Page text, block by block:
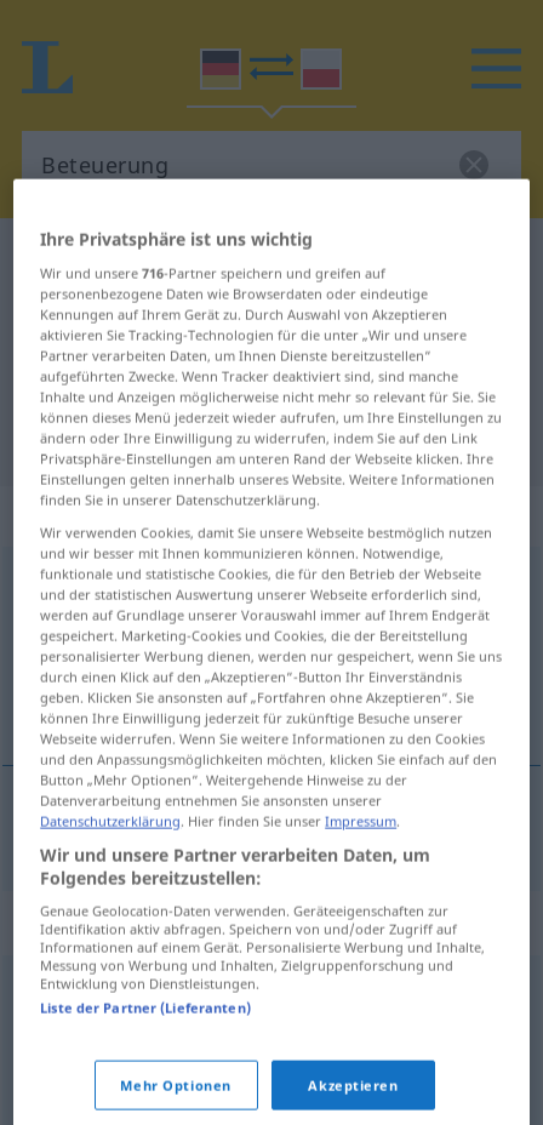
Deutsch-Polnisch Wörterbuch
Deutsch-Polnisch Übersetzung für
"Beteuerung"
"Beteuerung" Polnisch
Übersetzung
„Beteuerung“: Femininum
Beteuerungf
Übersicht aller Übersetzungen
(Für mehr Details die Übersetzung anklicken/antippen)
zapewnienie
zapewnienie Beteuerung
Synonyme für "Beteuerung"
Mitteilung,Äußerung
Versprechen,Absichtserklärung (Nachrichtensprache)
Zusicherung,Versicherung
Ihre Privatsphäre ist uns wichtig
Wir und unsere716-Partner speichern und greifen auf
personenbezogene Daten wie Browserdaten oder eindeutige
Kennungen auf Ihrem Gerät zu. Durch Auswahl von Akzeptieren
aktivieren Sie Tracking-Technologien für die unter „Wir und unsere
Partner verarbeiten Daten, um Ihnen Dienste bereitzustellen“
aufgeführten Zwecke. Wenn Tracker deaktiviert sind, sind manche
Inhalte und Anzeigen möglicherweise nicht mehr so relevant für Sie. Sie
können dieses Menü jederzeit wieder aufrufen, um Ihre Einstellungen zu
ändern oder Ihre Einwilligung zu widerrufen, indem Sie auf den Link
Privatsphäre-Einstellungen am unteren Rand der Webseite klicken. Ihre
Einstellungen gelten innerhalb unseres Website. Weitere Informationen
finden Sie in unserer Datenschutzerklärung.
Wir verwenden Cookies, damit Sie unsere Webseite bestmöglich nutzen
und wir besser mit Ihnen kommunizieren können. Notwendige,
funktionale und statistische Cookies, die für den Betrieb der Webseite
und der statistischen Auswertung unserer Webseite erforderlich sind,
werden auf Grundlage unserer Vorauswahl immer auf Ihrem Endgerät
gespeichert. Marketing-Cookies und Cookies, die der Bereitstellung
personalisierter Werbung dienen, werden nur gespeichert, wenn Sie uns
durch einen Klick auf den „Akzeptieren“-Button Ihr Einverständnis
geben. Klicken Sie ansonsten auf „Fortfahren ohne Akzeptieren“. Sie
können Ihre Einwilligung jederzeit für zukünftige Besuche unserer
Webseite widerrufen. Wenn Sie weitere Informationen zu den Cookies
und den Anpassungsmöglichkeiten möchten, klicken Sie einfach auf den
Button „Mehr Optionen“. Weitergehende Hinweise zu der
Datenverarbeitung entnehmen Sie ansonsten unserer
Datenschutzerklärung. Hier finden Sie unserImpressum.
Wir und unsere Partner verarbeiten Daten, um
Folgendes bereitzustellen:
Genaue Geolocation-Daten verwenden. Geräteeigenschaften zur
Identifikation aktiv abfragen. Speichern von und/oder Zugriff auf
Informationen auf einem Gerät. Personalisierte Werbung und Inhalte,
Messung von Werbung und Inhalten, Zielgruppenforschung und
Entwicklung von Dienstleistungen.
Liste der Partner (Lieferanten)
Mehr Optionen Akzeptieren